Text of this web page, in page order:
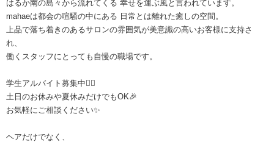
はるか南の島々から流れてくる 幸せを運ぶ風と言われています。
mahaeは都会の喧騒の中にある 日常とは離れた癒しの空間。
上品で落ち着きのあるサロンの雰囲気が美意識の高いお客様に支持さ
れ、
働くスタッフにとっても自慢の職場です。
学生アルバイト募集中💁‍♀️
土日のお休みや夏休みだけでもOK🎉
お気軽にご相談ください✨
ヘアだけでなく、